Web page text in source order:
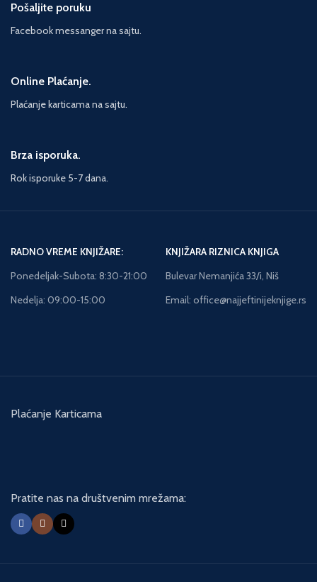
Pošaljite poruku
Facebook messanger na sajtu.
Online Plaćanje.
Plaćanje karticama na sajtu.
Brza isporuka.
Rok isporuke 5-7 dana.
RADNO VREME KNJIŽARE:
Ponedeljak-Subota: 8:30-21:00
Nedelja: 09:00-15:00
KNJIŽARA RIZNICA KNJIGA
Bulevar Nemanjića 33/i, Niš
Email: office@najjeftinijeknjige.rs
Plaćanje Karticama
Pratite nas na društvenim mrežama: